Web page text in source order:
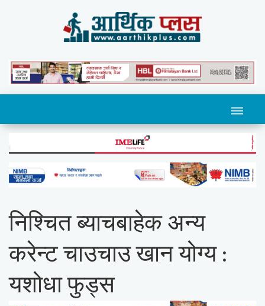
निश्चित ब्याचबाहेक अन्य
करेन्ट चाउचाउ खान योग्य :
यशोधा फुड्स